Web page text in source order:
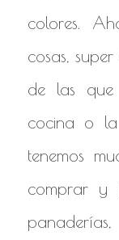
colores.
cosas,
de las
cocina o la
tenemos
comprar y